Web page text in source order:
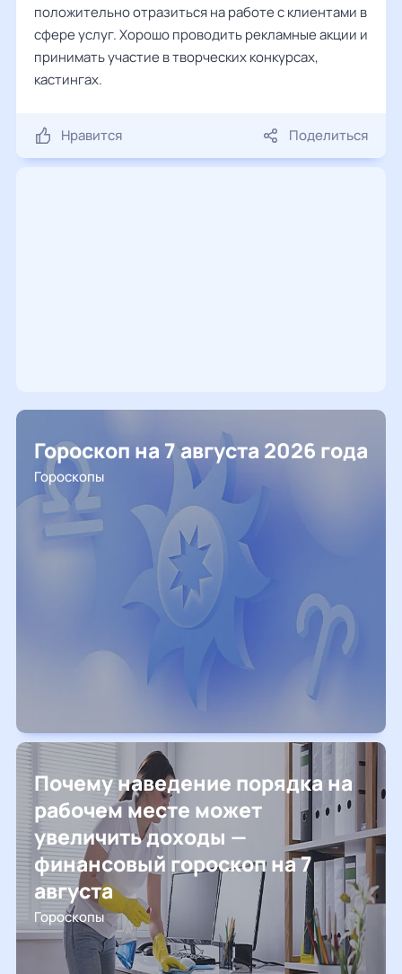
положительно отразиться на работе с клиентами в
сфере услуг. Хорошо проводить рекламные акции и
принимать участие в творческих конкурсах,
кастингах.
Нравится Поделиться
Гороскоп на 7 августа 2026 года
Гороскопы
Почему наведение порядка на
рабочем месте может
увеличить доходы —
финансовый гороскоп на 7
августа
Гороскопы